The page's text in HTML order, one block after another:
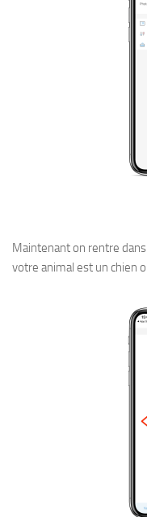
Maintenant on rentre
votre animal est un chien